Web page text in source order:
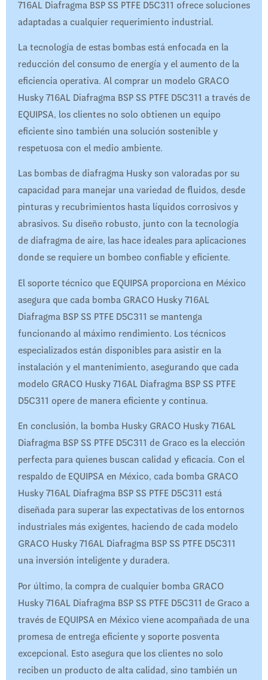
716AL Diafragma BSP SS PTFE D5C311 ofrece soluciones
adaptadas a cualquier requerimiento industrial.
La tecnología de estas bombas está enfocada en la
reducción del consumo de energía y el aumento de la
eficiencia operativa. Al comprar un modelo GRACO
Husky 716AL Diafragma BSP SS PTFE D5C311 a través de
EQUIPSA, los clientes no solo obtienen un equipo
eficiente sino también una solución sostenible y
respetuosa con el medio ambiente.
Las bombas de diafragma Husky son valoradas por su
capacidad para manejar una variedad de fluidos, desde
pinturas y recubrimientos hasta líquidos corrosivos y
abrasivos. Su diseño robusto, junto con la tecnología
de diafragma de aire, las hace ideales para aplicaciones
donde se requiere un bombeo confiable y eficiente.
El soporte técnico que EQUIPSA proporciona en México
asegura que cada bomba GRACO Husky 716AL
Diafragma BSP SS PTFE D5C311 se mantenga
funcionando al máximo rendimiento. Los técnicos
especializados están disponibles para asistir en la
instalación y el mantenimiento, asegurando que cada
modelo GRACO Husky 716AL Diafragma BSP SS PTFE
D5C311 opere de manera eficiente y continua.
En conclusión, la bomba Husky GRACO Husky 716AL
Diafragma BSP SS PTFE D5C311 de Graco es la elección
perfecta para quienes buscan calidad y eficacia. Con el
respaldo de EQUIPSA en México, cada bomba GRACO
Husky 716AL Diafragma BSP SS PTFE D5C311 está
diseñada para superar las expectativas de los entornos
industriales más exigentes, haciendo de cada modelo
GRACO Husky 716AL Diafragma BSP SS PTFE D5C311
una inversión inteligente y duradera.
Por último, la compra de cualquier bomba GRACO
Husky 716AL Diafragma BSP SS PTFE D5C311 de Graco a
través de EQUIPSA en México viene acompañada de una
promesa de entrega eficiente y soporte posventa
excepcional. Esto asegura que los clientes no solo
reciben un producto de alta calidad, sino también un